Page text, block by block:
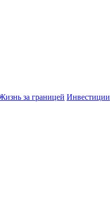
за границей Инвестиции